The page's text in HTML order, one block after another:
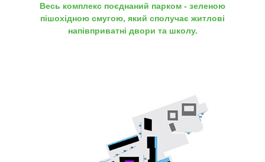
Весь комплекс поєднаний парком - зеленою
пішохідною смугою, який сполучає житлові
напівприватні двори та школу.